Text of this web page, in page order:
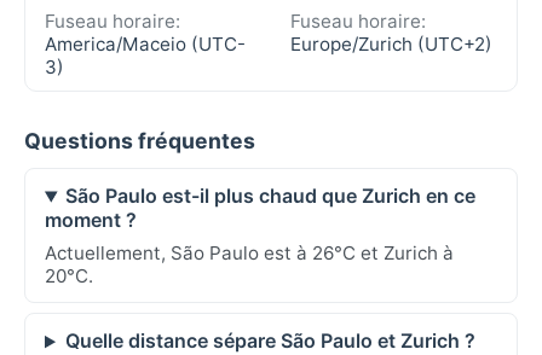
Fuseau horaire:
America/Maceio (UTC-
3)
Fuseau horaire:
Europe/Zurich (UTC+2)
Questions fréquentes
São Paulo est-il plus chaud que Zurich en ce
moment ?
Actuellement, São Paulo est à 26°C et Zurich à
20°C.
Quelle distance sépare São Paulo et Zurich ?